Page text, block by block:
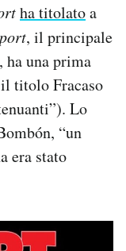
ha titolatoa
, il principale
una prima
titolo Fracaso
Lo
“un
era stato